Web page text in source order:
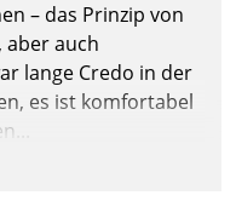
– das Prinzip von
aber auch
lange Credo in der
es ist komfortabel